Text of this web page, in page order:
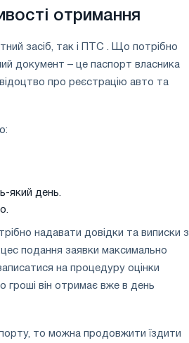
отримання
засіб, так і ПТС . Що потрібно
документ – це паспорт власника
про реєстрацію авто та
який день.
надавати довідки та виписки з
подання заявки максимально
на процедуру оцінки
гроші він отримає вже в день
то можна продовжити їздити